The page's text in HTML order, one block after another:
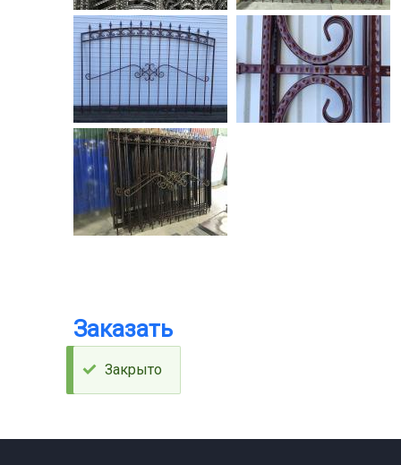
Заказать
Статус
Закрыто